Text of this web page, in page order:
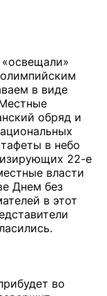
в виде
обряд и
в небо
22-е
власти
Днем без
в этот
во